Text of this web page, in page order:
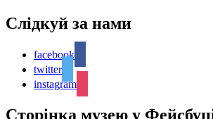
Слідкуй за нами
facebook
twitter
instagram
Сторінка музею у